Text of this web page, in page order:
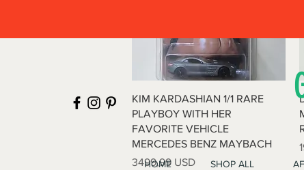
HOME SHOP ALL
Vista rapida
KIM KARDASHIAN 1/1 RARE
PLAYBOY WITH HER
FAVORITE VEHICLE
MERCEDES BENZ MAYBACH
Prezzo
3499,99 USD